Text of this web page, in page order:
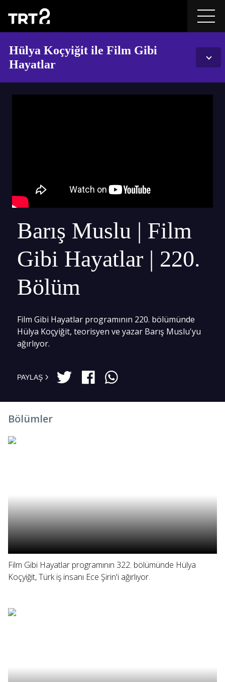
Hülya Koçyiğit ile Film Gibi
Hayatlar
Barış Muslu | Film
Gibi Hayatlar | 220.
Bölüm
Film Gibi Hayatlar programının 220. bölümünde
Hülya Koçyiğit, teorisyen ve yazar Barış Muslu'yu
ağırlıyor.
PAYLAŞ
Bölümler
Film Gibi Hayatlar programının 322. bölümünde Hülya
Koçyiğit, Türk iş insanı Ece Şirin'i ağırlıyor.